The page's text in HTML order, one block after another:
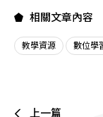
相關文章內容
教學資源 數位學
上一篇